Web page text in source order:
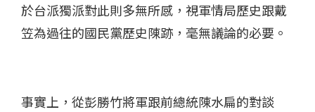
於台派獨派對此則多無所感，視軍情局歷史跟戴
笠為過往的國民黨歷史陳跡，毫無議論的必要。
事實上，從彭勝竹將軍跟前總統陳水扁的對談